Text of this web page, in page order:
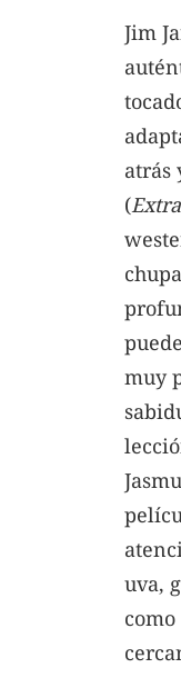
Jim
atrás
(
muy
uva,